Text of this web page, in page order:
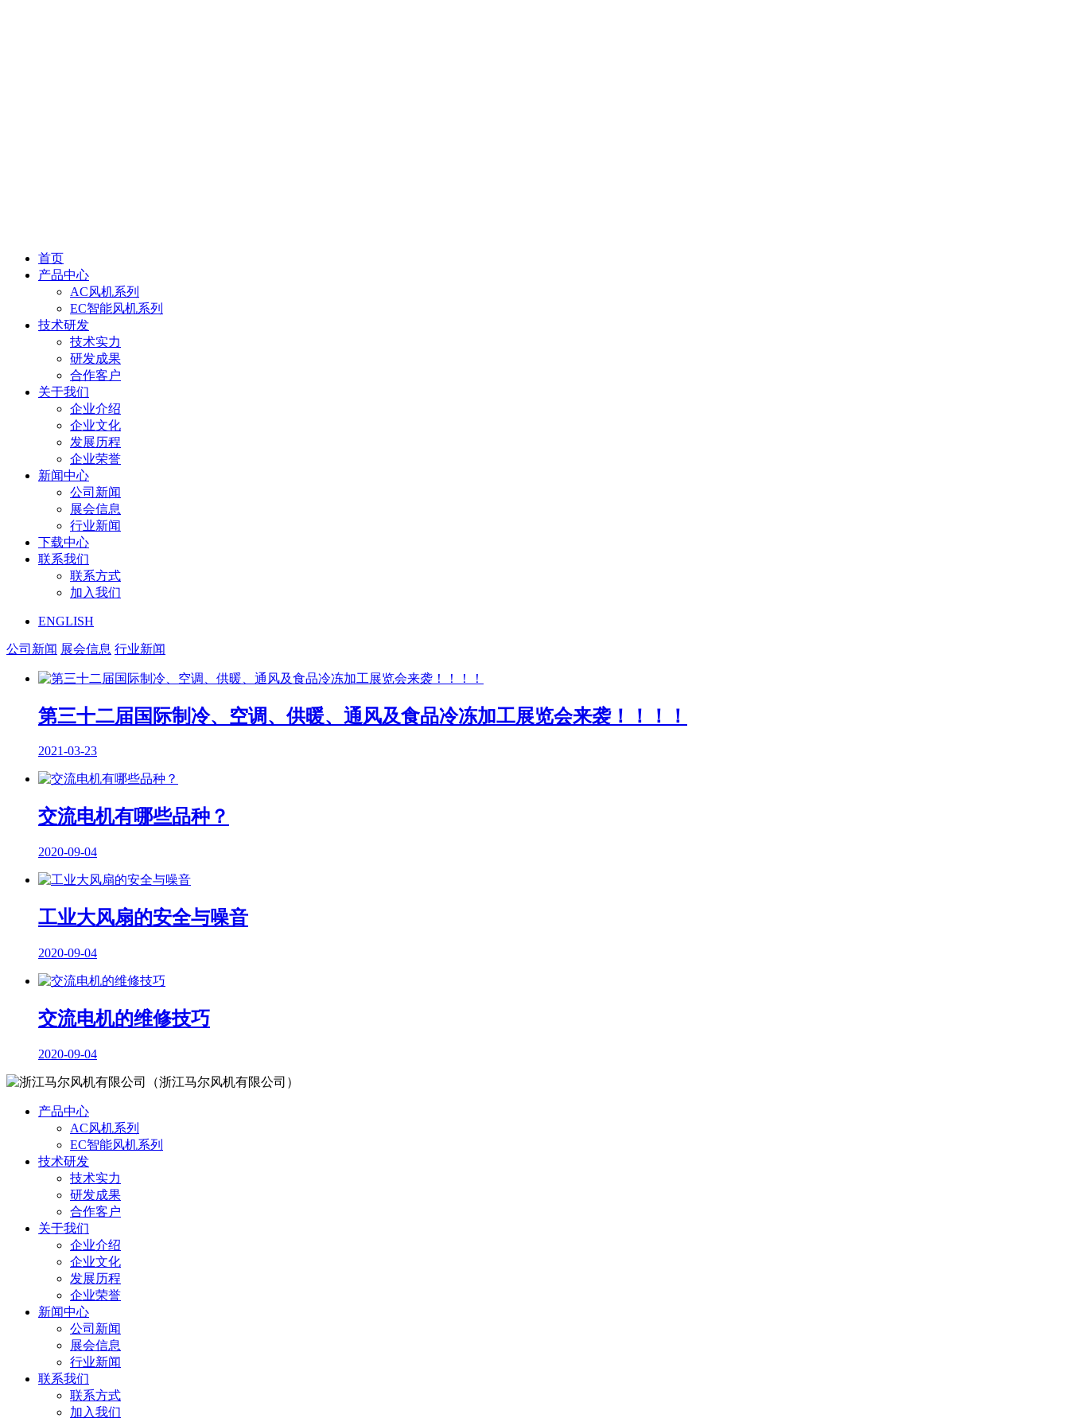
首页
产品中心
AC风机系列
EC智能风机系列
技术研发
技术实力
研发成果
合作客户
关于我们
企业介绍
企业文化
发展历程
企业荣誉
新闻中心
公司新闻
展会信息
行业新闻
下载中心
联系我们
联系方式
加入我们
ENGLISH
公司新闻 展会信息 行业新闻
第三十二届国际制冷、空调、供暖、通风及食品冷冻加工展览会来袭！！！！
2021-03-23
交流电机有哪些品种？
2020-09-04
工业大风扇的安全与噪音
2020-09-04
交流电机的维修技巧
2020-09-04
（浙江马尔风机有限公司）
产品中心
AC风机系列
EC智能风机系列
技术研发
技术实力
研发成果
合作客户
关于我们
企业介绍
企业文化
发展历程
企业荣誉
新闻中心
公司新闻
展会信息
行业新闻
联系我们
联系方式
加入我们